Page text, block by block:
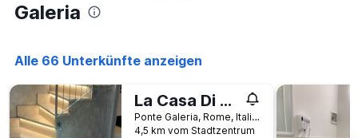
Galeria
Alle 66 Unterkünfte anzeigen
La Casa Di Laura B & B
Ponte Galeria, Rome, Italien
4,5 km vom Stadtzentrum